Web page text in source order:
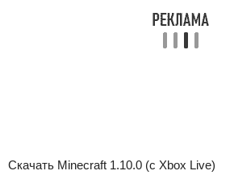
Скачать Minecraft 1.10.0 (с Xbox Live)